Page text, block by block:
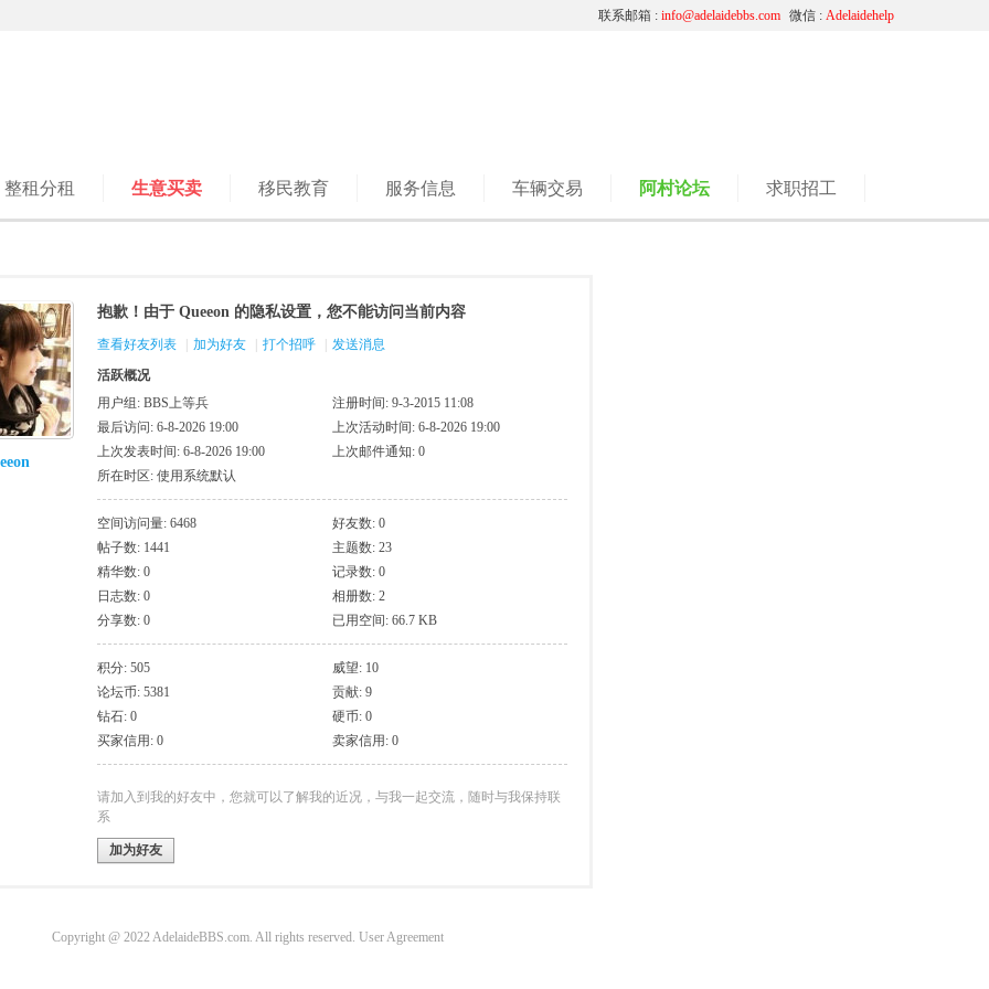
微信 : Adelaidehelp
联系邮箱 : info@adelaidebbs.com
整租分租 生意买卖 移民教育 服务信息 车辆交易 阿村论坛 求职招工
抱歉！由于 Queeon 的隐私设置，您不能访问当前内容
查看好友列表 加为好友 打个招呼
发送消息
活跃概况
用户组: BBS上等兵
注册时间: 9-3-2015 11:08
最后访问: 6-8-2026 19:00
上次活动时间: 6-8-2026 19:00
上次发表时间: 6-8-2026 19:00
上次邮件通知: 0
所在时区: 使用系统默认
空间访问量: 6468
好友数: 0
帖子数: 1441
主题数: 23
精华数: 0
记录数: 0
日志数: 0
相册数: 2
分享数: 0
已用空间: 66.7 KB
积分: 505
威望: 10
论坛币: 5381
贡献: 9
钻石: 0
硬币: 0
买家信用: 0
卖家信用: 0
请加入到我的好友中，您就可以了解我的近况，与我一起交流，随时与我保持联
系
加为好友
Copyright @ 2022 AdelaideBBS.com. All rights reserved. User Agreement